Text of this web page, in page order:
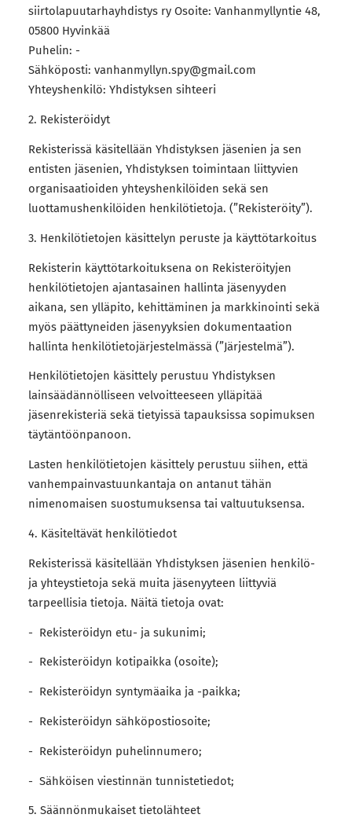
siirtolapuutarhayhdistys ry Osoite: Vanhanmyllyntie 48,
05800 Hyvinkää
Puhelin: -
Sähköposti: vanhanmyllyn.spy@gmail.com
Yhteyshenkilö: Yhdistyksen sihteeri
2. Rekisteröidyt
Rekisterissä käsitellään Yhdistyksen jäsenien ja sen
entisten jäsenien, Yhdistyksen toimintaan liittyvien
organisaatioiden yhteyshenkilöiden sekä sen
luottamushenkilöiden henkilötietoja. (”Rekisteröity”).
3. Henkilötietojen käsittelyn peruste ja käyttötarkoitus
Rekisterin käyttötarkoituksena on Rekisteröityjen
henkilötietojen ajantasainen hallinta jäsenyyden
aikana, sen ylläpito, kehittäminen ja markkinointi sekä
myös päättyneiden jäsenyyksien dokumentaation
hallinta henkilötietojärjestelmässä (”Järjestelmä”).
Henkilötietojen käsittely perustuu Yhdistyksen
lainsäädännölliseen velvoitteeseen ylläpitää
jäsenrekisteriä sekä tietyissä tapauksissa sopimuksen
täytäntöönpanoon.
Lasten henkilötietojen käsittely perustuu siihen, että
vanhempainvastuunkantaja on antanut tähän
nimenomaisen suostumuksensa tai valtuutuksensa.
4. Käsiteltävät henkilötiedot
Rekisterissä käsitellään Yhdistyksen jäsenien henkilö-
ja yhteystietoja sekä muita jäsenyyteen liittyviä
tarpeellisia tietoja. Näitä tietoja ovat:
- Rekisteröidyn etu- ja sukunimi;
- Rekisteröidyn kotipaikka (osoite);
- Rekisteröidyn syntymäaika ja -paikka;
- Rekisteröidyn sähköpostiosoite;
- Rekisteröidyn puhelinnumero;
- Sähköisen viestinnän tunnistetiedot;
5. Säännönmukaiset tietolähteet